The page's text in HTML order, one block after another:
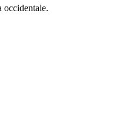
occidentale.